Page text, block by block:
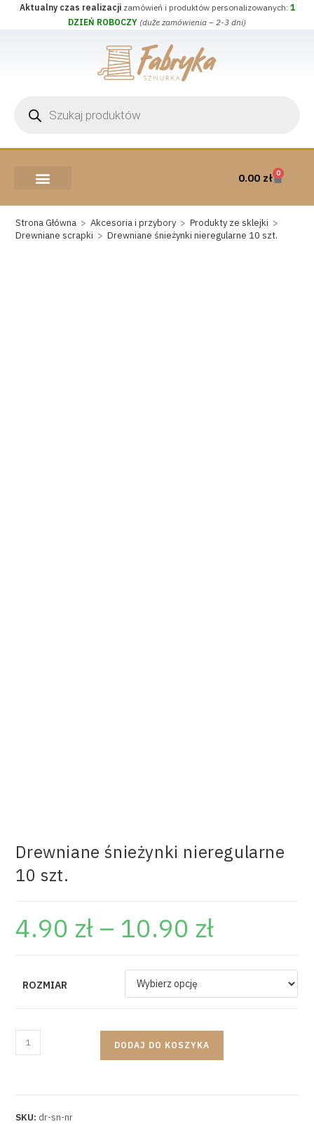
Aktualny czas realizacjizamówień i produktów personalizowanych: 1
DZIEŃ ROBOCZY (duże zamówienia – 2-3 dni)
0.00 zł 0
Strona Główna > Akcesoria i przybory > Produkty ze sklejki >
Drewniane scrapki > Drewniane śnieżynki nieregularne 10 szt.
Drewniane śnieżynki nieregularne
10 szt.
4.90 zł – 10.90 zł
ROZMIAR
DODAJ DO KOSZYKA
SKU: dr-sn-nr